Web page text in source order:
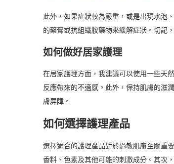
此外，如果症狀較為嚴重，或是出現水泡
的藥膏或抗組織胺藥物來緩解症狀。切記
如何做好居家護理
在居家護理方面，我建議可以使用一些天
反應帶來的不適感。此外，保持肌膚的滋
膚屏障。
如何選擇護理產品
選擇適合的護理產品對於過敏肌膚至關重
香料、色素及其他可能的刺激成分。其次